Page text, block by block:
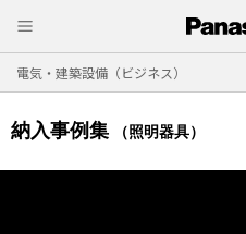
電気・建築設備（ビジネス）
納入事例集 （照明器具）